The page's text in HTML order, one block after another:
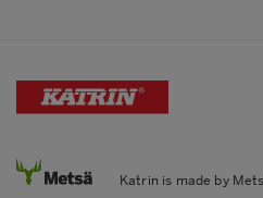
Katrin is made by